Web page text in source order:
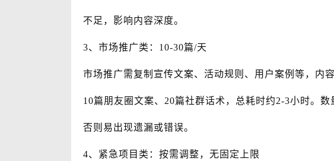
不足，影响内容深度。
3、市场推广类：10-30篇/天
市场推广需复制宣传文案、活动规则、用户案例等，内
10篇朋友圈文案、20篇社群话术，总耗时约2-3小时。数
否则易出现遗漏或错误。
4、紧急项目类：按需调整，无固定上限